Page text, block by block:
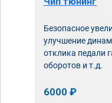
Безопасное
улучшение
отклика педали
оборотов и т.д.
6000 ₽